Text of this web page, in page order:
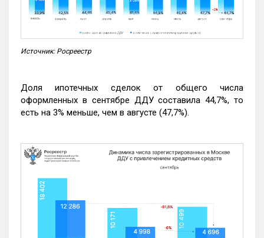
Источник: Росреестр
Доля ипотечных сделок от общего числа
оформленных в сентябре ДДУ составила 44,7%, то
есть на 3% меньше, чем в августе (47,7%).